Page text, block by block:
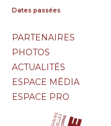
Dates passées
PARTENAIRES
PHOTOS
ACTUALITÉS
ESPACE MÉDIA
ESPACE PRO